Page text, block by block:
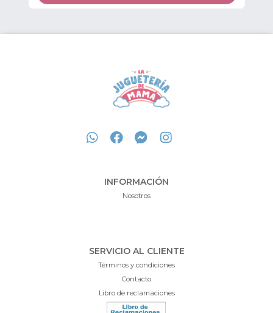
INFORMACIÓN
Nosotros
SERVICIO AL CLIENTE
Términos y condiciones
Contacto
Libro de reclamaciones